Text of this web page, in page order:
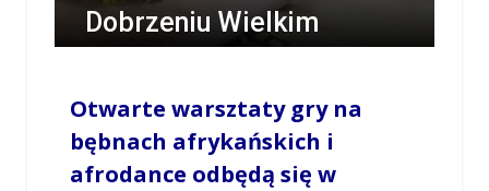
Dobrzeniu Wielkim
Otwarte warsztaty gry na
bębnach afrykańskich i
afrodance odbędą się w